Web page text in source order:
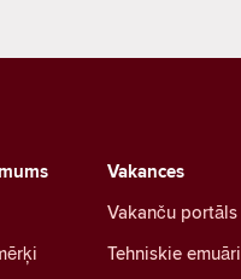
Vakances
Vakanču portāls
Tehniskie emuāri